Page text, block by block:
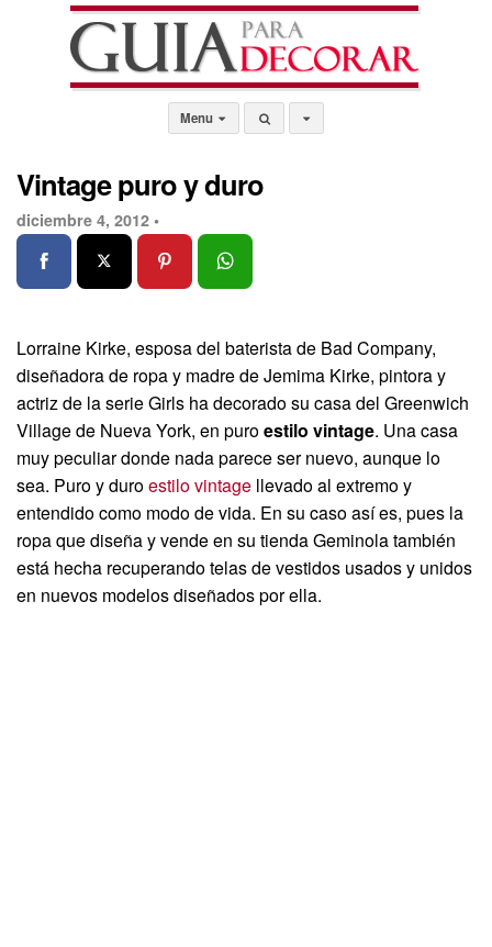
Menu
Vintage puro y duro
diciembre 4, 2012 •
Lorraine Kirke, esposa del baterista de Bad Company,
diseñadora de ropa y madre de Jemima Kirke, pintora y
actriz de la serie Girls ha decorado su casa del Greenwich
Village de Nueva York, en puro estilo vintage. Una casa
muy peculiar donde nada parece ser nuevo, aunque lo
sea. Puro y duro estilo vintage llevado al extremo y
entendido como modo de vida. En su caso así es, pues la
ropa que diseña y vende en su tienda Geminola también
está hecha recuperando telas de vestidos usados y unidos
en nuevos modelos diseñados por ella.